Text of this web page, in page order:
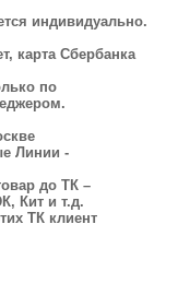
индивидуально.
карта Сбербанка
по
Линии -
до ТК –
Кит и т.д.
ТК клиент